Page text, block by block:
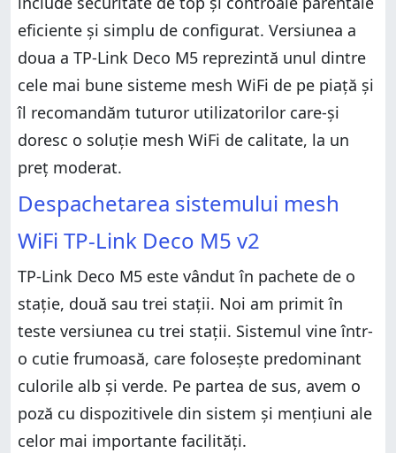
eficiente și simplu de configurat. Versiunea a
doua a TP-Link Deco M5 reprezintă unul dintre
cele mai bune sisteme mesh WiFi de pe piață și
îl recomandăm tuturor utilizatorilor care-și
doresc o soluție mesh WiFi de calitate, la un
preț moderat.
Despachetarea sistemului mesh
WiFi TP-Link Deco M5 v2
TP-Link Deco M5 este vândut în pachete de o
stație, două sau trei stații. Noi am primit în
teste versiunea cu trei stații. Sistemul vine într-
o cutie frumoasă, care folosește predominant
culorile alb și verde. Pe partea de sus, avem o
poză cu dispozitivele din sistem și mențiuni ale
celor mai importante facilități.